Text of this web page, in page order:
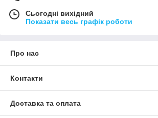
Сьогодні вихідний
Показати весь графік роботи
Про нас
Контакти
Доставка та оплата